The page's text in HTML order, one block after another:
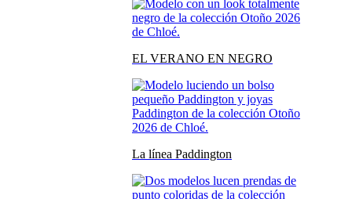
EL VERANO EN NEGRO
La línea Paddington